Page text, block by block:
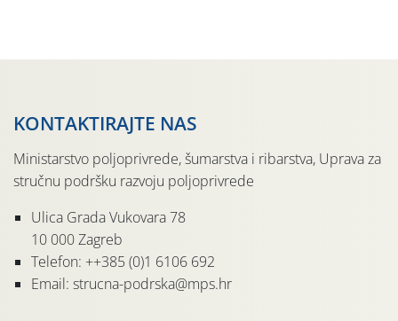
KONTAKTIRAJTE NAS
Ministarstvo poljoprivrede, šumarstva i ribarstva, Uprava za
stručnu podršku razvoju poljoprivrede
Ulica Grada Vukovara 78
10 000 Zagreb
Telefon: ++385 (0)1 6106 692
Email: strucna-podrska@mps.hr